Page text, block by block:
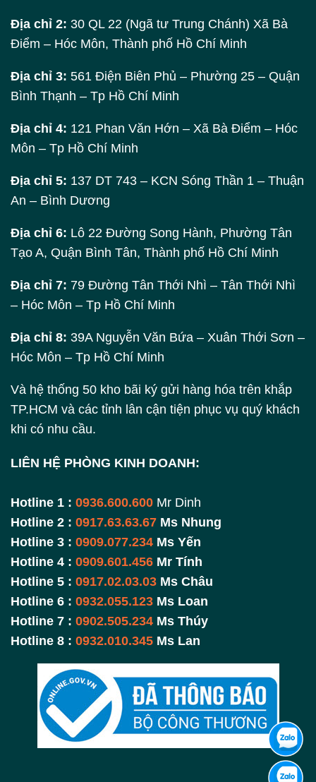
Địa chỉ 2: 30 QL 22 (Ngã tư Trung Chánh) Xã Bà
Điểm – Hóc Môn, Thành phố Hồ Chí Minh
Địa chỉ 3: 561 Điện Biên Phủ – Phường 25 – Quận
Bình Thạnh – Tp Hồ Chí Minh
Địa chỉ 4: 121 Phan Văn Hớn – Xã Bà Điểm – Hóc
Môn – Tp Hồ Chí Minh
Địa chỉ 5: 137 DT 743 – KCN Sóng Thần 1 – Thuận
An – Bình Dương
Địa chỉ 6: Lô 22 Đường Song Hành, Phường Tân
Tạo A, Quận Bình Tân, Thành phố Hồ Chí Minh
Địa chỉ 7: 79 Đường Tân Thới Nhì – Tân Thới Nhì
– Hóc Môn – Tp Hồ Chí Minh
Địa chỉ 8: 39A Nguyễn Văn Bứa – Xuân Thới Sơn –
Hóc Môn – Tp Hồ Chí Minh
Và hệ thống 50 kho bãi ký gửi hàng hóa trên khắp
TP.HCM và các tỉnh lân cận tiện phục vụ quý khách
khi có nhu cầu.
LIÊN HỆ PHÒNG KINH DOANH:
Hotline 1 : 0936.600.600 Mr Dinh
Hotline 2 : 0917.63.63.67 Ms Nhung
Hotline 3 : 0909.077.234 Ms Yến
Hotline 4 : 0909.601.456 Mr Tính
Hotline 5 : 0917.02.03.03 Ms Châu
Hotline 6 : 0932.055.123 Ms Loan
Hotline 7 : 0902.505.234 Ms Thúy
Hotline 8 : 0932.010.345 Ms Lan